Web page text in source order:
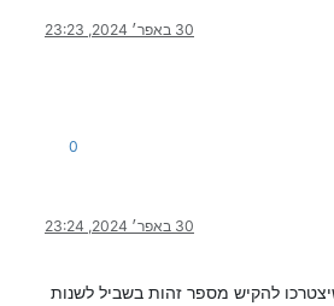
30 באפר׳ 2024, 23:23
0
30 באפר׳ 2024, 23:24
להקיש מספר זהות בשביל לשנות